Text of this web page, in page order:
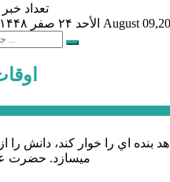
تعداد
الأحد ۲۴ صفر ۱۴۴۸ August
بنده اي را خوار كند، دانش را
میسازد. حضرت